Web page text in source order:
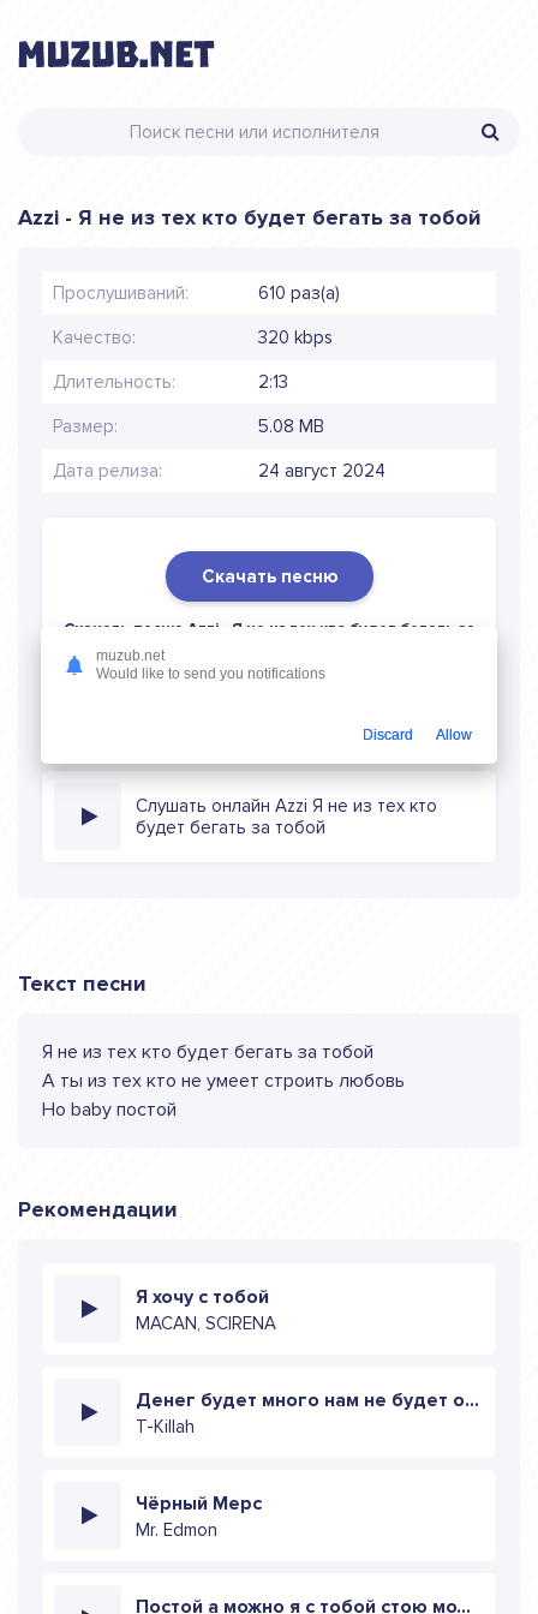
Azzi - Я не из тех кто будет бегать за тобой
Прослушиваний: 610 раз(а)
Качество: 320 kbps
Длительность: 2:13
Размер: 5.08 MB
Дата релиза: 24 август 2024
Скачать песню
Скачать песню Azzi - Я не из тех кто будет бегать за
тобойв mp3 (длина: 2:13, качество: 320 кбитс) бесплатно
или слушать музыку в режиме онлайн
Слушать онлайн Azzi Я не из тех кто
будет бегать за тобой
Текст песни
Я не из тех кто будет бегать за тобой
А ты из тех кто не умеет строить любовь
Но baby постой
Рекомендации
Я хочу с тобой
MACAN, SCIRENA
Денег будет много нам не будет одиноко (speed up)
T-Killah
Чёрный Мерс
Mr. Edmon
Постой а можно я с тобой стою можно я с тобой (sped up)
muzub.net
Would like to send you notifications
Discard Allow